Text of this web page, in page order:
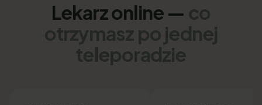
Lekarz online — co
otrzymasz po jednej
teleporadzie